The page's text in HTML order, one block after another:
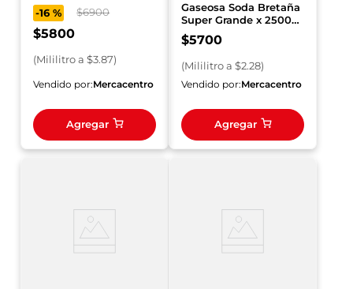
-16 % $6900
$5800
(Mililitroa $3.87)
Vendido por:Mercacentro
Agregar
Gaseosa Soda Bretaña
Super Grande x 2500
ml
$5700
(Mililitroa $2.28)
Vendido por:Mercacentro
Agregar